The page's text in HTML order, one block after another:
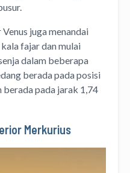
juga menandai
fajar dan mulai
dalam beberapa
berada pada posisi
berada pada jarak 1,74
Merkurius